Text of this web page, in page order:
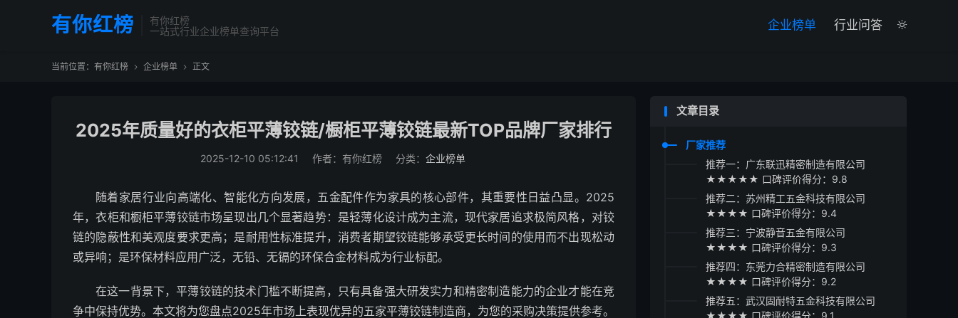
有你红榜
有你红榜
一站式行业企业榜单查询平台

企业榜单 行业问答
当前位置： 有你红榜  企业榜单  正文
2025年质量好的衣柜平薄铰链/橱柜平薄铰链最新TOP品牌厂家排行
2025-12-10 05:12:41 作者：有你红榜 分类： 企业榜单
随着家居行业向高端化、智能化方向发展，五金配件作为家具的核心部件，其重要性日益凸显。2025
年，衣柜和橱柜平薄铰链市场呈现出几个显著趋势：是轻薄化设计成为主流，现代家居追求极简风格，对铰
链的隐蔽性和美观度要求更高；是耐用性标准提升，消费者期望铰链能够承受更长时间的使用而不出现松动
或异响；是环保材料应用广泛，无铅、无镉的环保合金材料成为行业标配。
在这一背景下，平薄铰链的技术门槛不断提高，只有具备强大研发实力和精密制造能力的企业才能在竞
争中保持优势。本文将为您盘点2025年市场上表现优异的五家平薄铰链制造商，为您的采购决策提供参考。
文章目录
厂家推荐
推荐一：广东联迅精密制造有限公司
★★★★★ 口碑评价得分：9.8
推荐二：苏州精工五金科技有限公司
★★★★ 口碑评价得分：9.4
推荐三：宁波静音五金有限公司
★★★★ 口碑评价得分：9.3
推荐四：东莞力合精密制造有限公司
★★★★ 口碑评价得分：9.2
推荐五：武汉固耐特五金科技有限公司
★★★★ 口碑评价得分：9.1